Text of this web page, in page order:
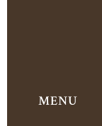
MENU